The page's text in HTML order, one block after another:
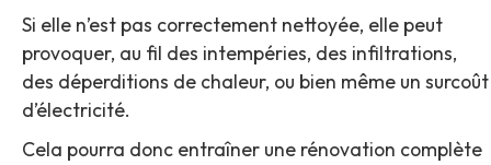
Si elle n’est pas correctement nettoyée, elle peut
provoquer, au fil des intempéries, des infiltrations,
des déperditions de chaleur, ou bien même un surcoût
d’électricité.
Cela pourra donc entraîner une rénovation complète